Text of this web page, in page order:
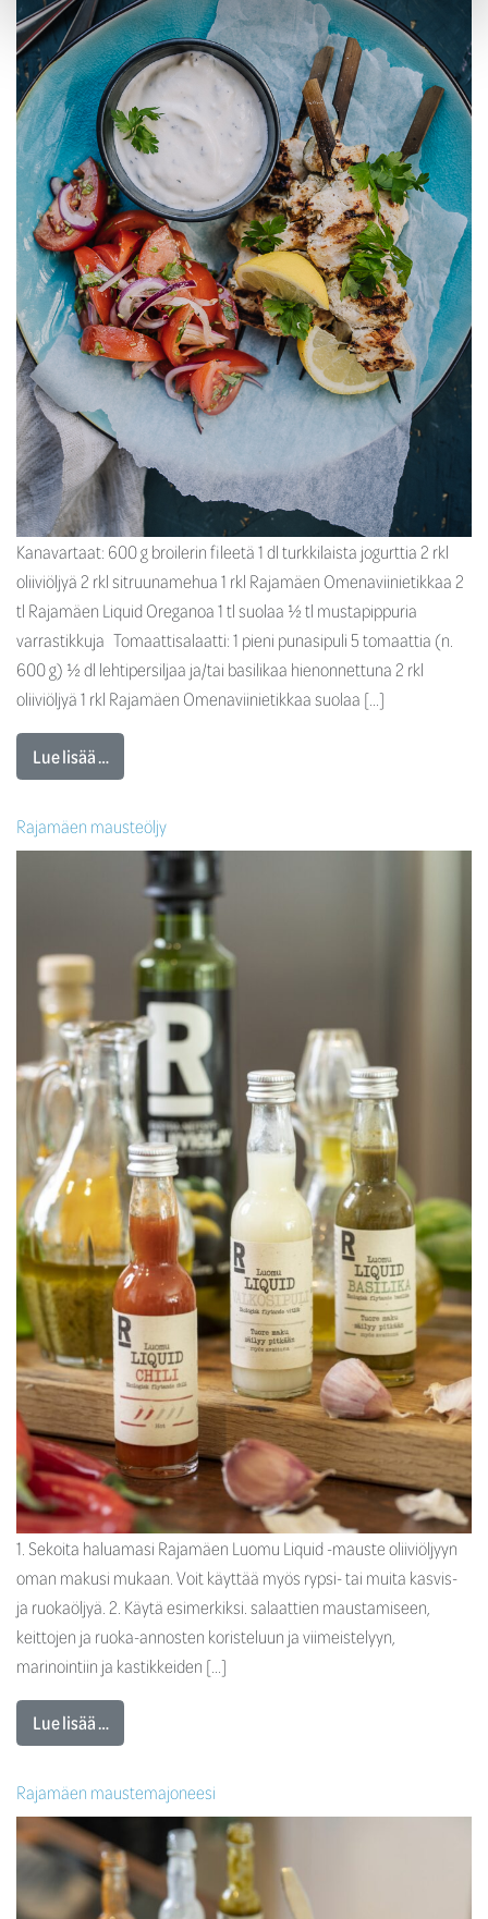
Kanavartaat: 600 g broilerin fileetä 1 dl turkkilaista jogurttia 2 rkl
oliiviöljyä 2 rkl sitruunamehua 1 rkl Rajamäen Omenaviinietikkaa 2
tl Rajamäen Liquid Oreganoa 1 tl suolaa ½ tl mustapippuria
varrastikkuja Tomaattisalaatti: 1 pieni punasipuli 5 tomaattia (n.
600 g) ½ dl lehtipersiljaa ja/tai basilikaa hienonnettuna 2 rkl
oliiviöljyä 1 rkl Rajamäen Omenaviinietikkaa suolaa […]
Lue lisää …
Rajamäen mausteöljy
1. Sekoita haluamasi Rajamäen Luomu Liquid -mauste oliiviöljyyn
oman makusi mukaan. Voit käyttää myös rypsi- tai muita kasvis-
ja ruokaöljyä. 2. Käytä esimerkiksi. salaattien maustamiseen,
keittojen ja ruoka-annosten koristeluun ja viimeistelyyn,
marinointiin ja kastikkeiden […]
Lue lisää …
Rajamäen maustemajoneesi